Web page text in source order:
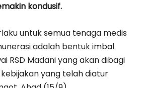
kondusif.
untuk semua tenaga medis
adalah bentuk imbal
RSD Madani yang akan dibagi
yang telah diatur